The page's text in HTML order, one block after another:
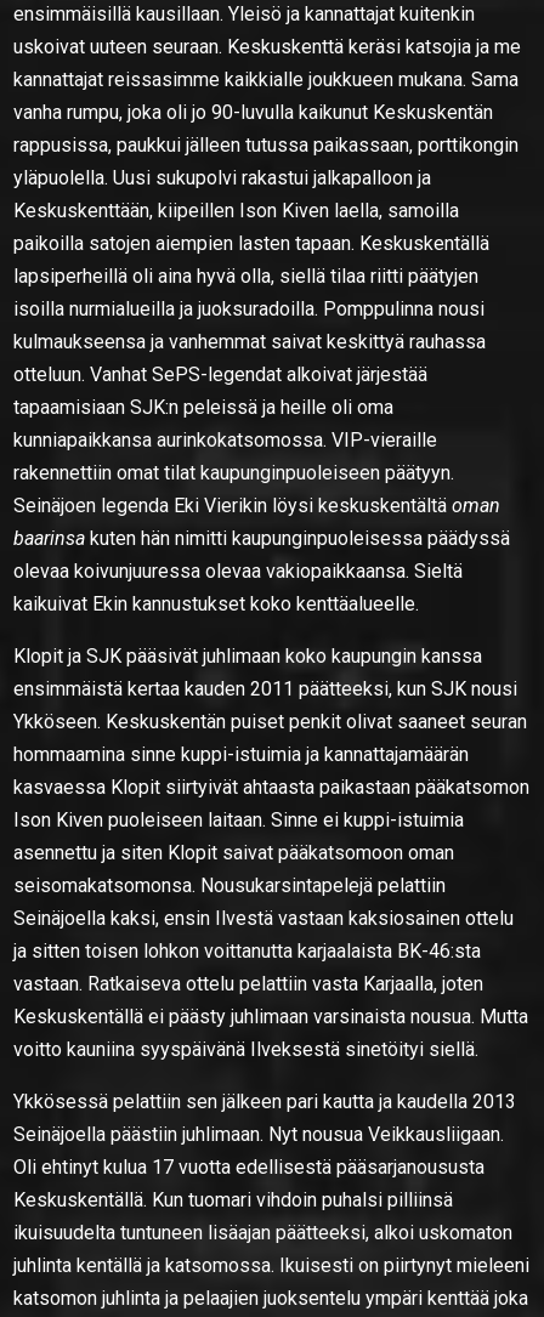
ensimmäisillä kausillaan. Yleisö ja kannattajat kuitenkin
uskoivat uuteen seuraan. Keskuskenttä keräsi katsojia ja me
kannattajat reissasimme kaikkialle joukkueen mukana. Sama
vanha rumpu, joka oli jo 90-luvulla kaikunut Keskuskentän
rappusissa, paukkui jälleen tutussa paikassaan, porttikongin
yläpuolella. Uusi sukupolvi rakastui jalkapalloon ja
Keskuskenttään, kiipeillen Ison Kiven laella, samoilla
paikoilla satojen aiempien lasten tapaan. Keskuskentällä
lapsiperheillä oli aina hyvä olla, siellä tilaa riitti päätyjen
isoilla nurmialueilla ja juoksuradoilla. Pomppulinna nousi
kulmaukseensa ja vanhemmat saivat keskittyä rauhassa
otteluun. Vanhat SePS-legendat alkoivat järjestää
tapaamisiaan SJK:n peleissä ja heille oli oma
kunniapaikkansa aurinkokatsomossa. VIP-vieraille
rakennettiin omat tilat kaupunginpuoleiseen päätyyn.
Seinäjoen legenda Eki Vierikin löysi keskuskentältäoman
baarinsa kuten hän nimitti kaupunginpuoleisessa päädyssä
olevaa koivunjuuressa olevaa vakiopaikkaansa. Sieltä
kaikuivat Ekin kannustukset koko kenttäalueelle.
Klopit ja SJK pääsivät juhlimaan koko kaupungin kanssa
ensimmäistä kertaa kauden 2011 päätteeksi, kun SJK nousi
Ykköseen. Keskuskentän puiset penkit olivat saaneet seuran
hommaamina sinne kuppi-istuimia ja kannattajamäärän
kasvaessa Klopit siirtyivät ahtaasta paikastaan pääkatsomon
Ison Kiven puoleiseen laitaan. Sinne ei kuppi-istuimia
asennettu ja siten Klopit saivat pääkatsomoon oman
seisomakatsomonsa. Nousukarsintapelejä pelattiin
Seinäjoella kaksi, ensin Ilvestä vastaan kaksiosainen ottelu
ja sitten toisen lohkon voittanutta karjaalaista BK-46:sta
vastaan. Ratkaiseva ottelu pelattiin vasta Karjaalla, joten
Keskuskentällä ei päästy juhlimaan varsinaista nousua. Mutta
voitto kauniina syyspäivänä Ilveksestä sinetöityi siellä.
Ykkösessä pelattiin sen jälkeen pari kautta ja kaudella 2013
Seinäjoella päästiin juhlimaan. Nyt nousua Veikkausliigaan.
Oli ehtinyt kulua 17 vuotta edellisestä pääsarjanoususta
Keskuskentällä. Kun tuomari vihdoin puhalsi pilliinsä
ikuisuudelta tuntuneen lisäajan päätteeksi, alkoi uskomaton
juhlinta kentällä ja katsomossa. Ikuisesti on piirtynyt mieleeni
katsomon juhlinta ja pelaajien juoksentelu ympäri kenttää joka